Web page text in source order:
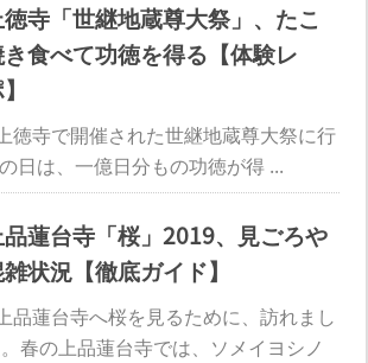
寺「世継地蔵尊大祭」、たこ
食べて功徳を得る【体験レ
徳寺で開催された世継地蔵尊大祭に行
日は、一億日分もの功徳が得 ...
蓮台寺「桜」2019、見ごろや
状況【徹底ガイド】
品蓮台寺へ桜を見るために、訪れまし
春の上品蓮台寺では、ソメイヨシノ